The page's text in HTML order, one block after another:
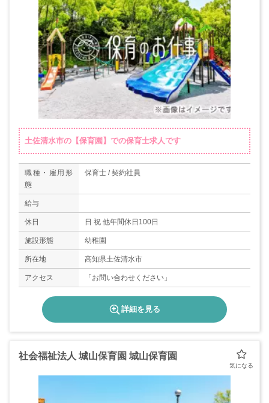
土佐清水市の【保育園】での保育士求人です
職種・雇用形
態
保育士 / 契約社員
給与
休日 日 祝 他年間休日100日
施設形態 幼稚園
所在地 高知県土佐清水市
アクセス 「お問い合わせください」
詳細を見る
社会福祉法人 城山保育園 城山保育園